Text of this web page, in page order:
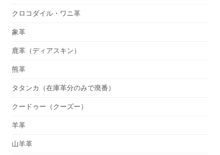
クロコダイル・ワニ革
象革
鹿革（ディアスキン）
熊革
タタンカ（在庫革分のみで廃番）
クードゥー（クーズー）
羊革
山羊革